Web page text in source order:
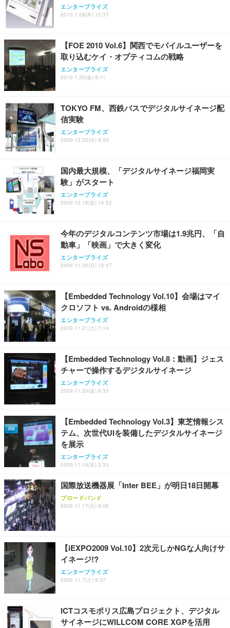
エンタープライズ
2010.1.28(木) 12:37
【FOE 2010 Vol.6】関西でモバイルユーザーを
取り込むケイ・オプティコムの戦略
エンタープライズ
2010.1.22(金) 8:11
TOKYO FM、西鉄バスでデジタルサイネージ配
信実験
エンタープライズ
2009.12.22(火) 8:50
国内最大規模、「デジタルサイネージ福岡実
験」がスタート
エンタープライズ
2009.12.18(金) 14:52
今年のデジタルコンテンツ市場は1.9兆円、「自
動車」「映画」で大きく変化
エンタープライズ
2009.11.30(月) 12:47
【Embedded Technology Vol.10】会場はマイ
クロソフト vs. Androidの様相
エンタープライズ
2009.11.21(土) 7:14
【Embedded Technology Vol.8：動画】ジェス
チャーで操作するデジタルサイネージ
エンタープライズ
2009.11.20(金) 8:33
【Embedded Technology Vol.3】東芝情報シス
テム、次世代UIを装備したデジタルサイネージ
を展示
エンタープライズ
2009.11.19(木) 0:33
国際放送機器展「Inter BEE」が明日18日開幕
ブロードバンド
2009.11.17(火) 8:06
【iEXPO2009 Vol.10】2次元しかNGな人向けサ
イネージ!?
エンタープライズ
2009.11.7(土) 9:37
ICTコスモポリス広島プロジェクト、デジタル
サイネージにWILLCOM CORE XGPを活用